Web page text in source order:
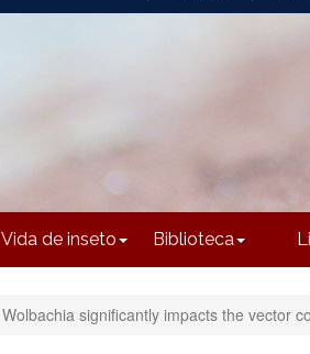
Vida de inseto Biblioteca
Wolbachia significantly impacts the vector